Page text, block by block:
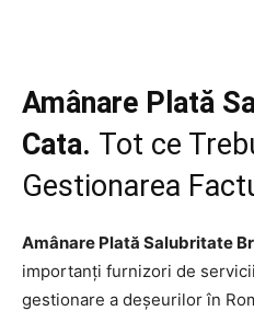
Amânare Plată
Cata. Tot ce
Gestionarea
Amânare Plată Salubritate
importanți furnizori de
gestionare a deșeurilor în